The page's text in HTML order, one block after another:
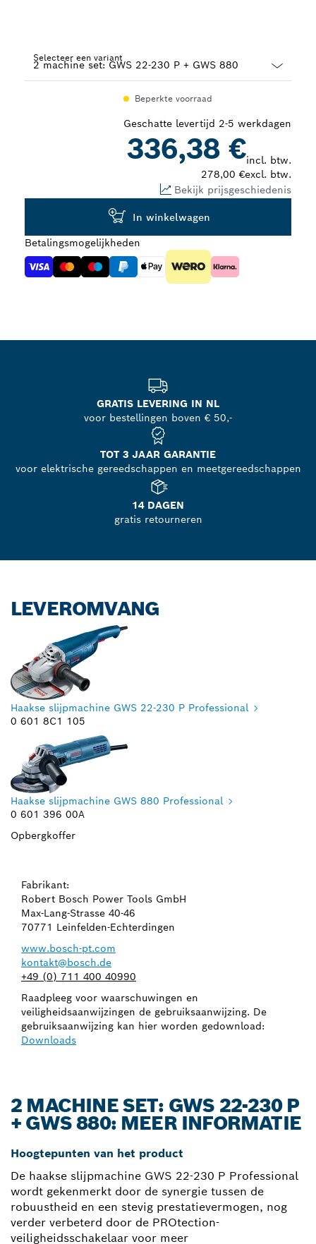
Selecteer een variant
Beperkte voorraad
Geschatte levertijd 2-5 werkdagen
336,38 €incl. btw.
278,00 €excl. btw.
Bekijk prijsgeschiedenis
In winkelwagen
Betalingsmogelijkheden
GRATIS LEVERING IN NL
voor bestellingen boven € 50,-
TOT 3 JAAR GARANTIE
voor elektrische gereedschappen en meetgereedschappen
14 DAGEN
gratis retourneren
LEVEROMVANG
Haakse slijpmachine GWS 22-230 P Professional
0 601 8C1 105
Haakse slijpmachine GWS 880 Professional
0 601 396 00A
Opbergkoffer
Fabrikant:
Robert Bosch Power Tools GmbH
Max-Lang-Strasse 40-46
70771 Leinfelden-Echterdingen
www.bosch-pt.com
kontakt@bosch.de
+49 (0) 711 400 40990
Raadpleeg voor waarschuwingen en
veiligheidsaanwijzingen de gebruiksaanwijzing. De
gebruiksaanwijzing kan hier worden gedownload:
Downloads
2 MACHINE SET: GWS 22-230 P
+ GWS 880: MEER INFORMATIE
Hoogtepunten van het product
De haakse slijpmachine GWS 22-230 P Professional
wordt gekenmerkt door de synergie tussen de
robuustheid en een stevig prestatievermogen, nog
verder verbeterd door de PROtection-
veiligheidsschakelaar voor meer